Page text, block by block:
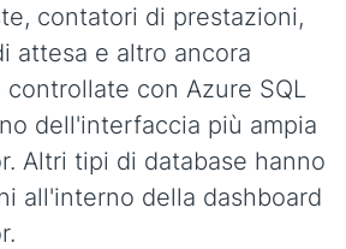
contatori di prestazioni,
attesa e altro ancora
controllate con Azure SQL
dell'interfaccia più ampia
Altri tipi di database hanno
all'interno della dashboard